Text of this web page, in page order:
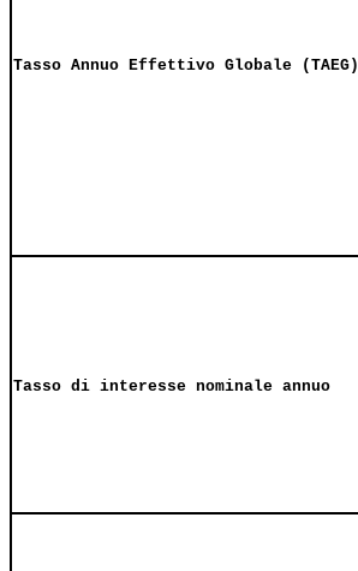
Tasso Annuo Effettivo Globale (TAEG)
Tasso di interesse nominale annuo